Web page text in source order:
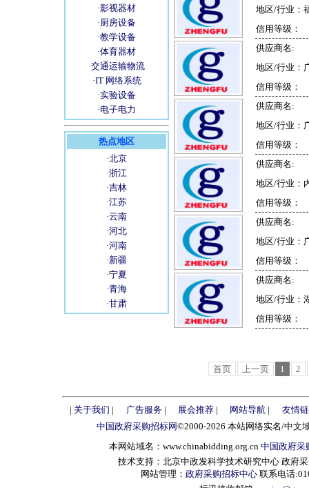
·影视器材
·厨房设备
·教学设备
·体育器材
·交通运输物流
·IT 网络系统
·实验设备
·电子电力
热点地区
·北京
·浙江
·吉林
·江苏
·云南
·河北
·河南
·新疆
·宁夏
·青海
·甘肃
地区/行业：
信用等级：
供应商名:
地区/行业：
信用等级：
供应商名:
地区/行业：
信用等级：
供应商名:
地区/行业：
信用等级：
供应商名:
地区/行业：
信用等级：
供应商名:
地区/行业：
信用等级：
首页 上一页 1 2
| 关于我们 | 广告服务| 展会推荐| 网站导航 |
友情
中国政府采购招标网©2000-2026 本站网络实名/中文
本网站域名：www.chinabidding.org.cn 中国政府采
技术支持：北京中政发科学技术研究中心 政府
网站管理： 政府采购招标中心 联系电话